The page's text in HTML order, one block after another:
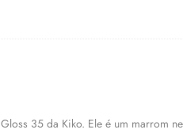
35 da Kiko. Ele é um marrom